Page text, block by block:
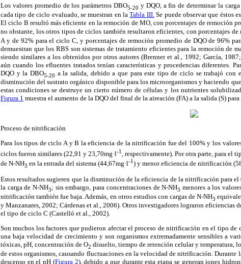
Los valores promedio de los parámetros DBO5-20 y DQO, a fin de determinar la
cada tipo de ciclo evaluado, se muestran en laTabla III. Se puede observar que éstos
El ciclo B resultó más eficiente en la remoción de MO, con porcentajes de remoción
no obstante, los otros tipos de ciclos también resultaron eficientes, con porcentajes
A y de 92% para el ciclo C, y porcentajes de remoción promedio de DQO de 96%
demuestran que los RBS son sistemas de tratamiento eficientes para la remoción de
siendo similares a los obtenidos por otros autores (Brenner et al., 1992; García,
aún cuando los efluentes tratados tenían características y procedencias diferentes.
DQO y la DBO5-20 a la salida, debido a que para este tipo de ciclo se trabajó con
disminución del sustrato orgánico disponible para los microorganismos y haciendo
estas condiciones se destruye un cierto número de células y los nutrientes
Figura 1 muestra el aumento de la DQO del final de la aireación (FA) a la salida (S)
Proceso de nitrificación
Para los tipos de ciclo A y B la eficiencia de la nitrificación fue del 100% y los
ciclos fueron similares (22,91 y 23,70mg·l-1
, respectivamente). Por otra parte, para el
de N-NH3 en la entrada del sistema (44,67mg·l-1) y menor eficiencia de nitrificación
Estos resultados sugieren que la disminución de la eficiencia de la nitrificación para
la carga de N-NH3; sin embargo, para concentraciones de N-NH3 menores a los
nitrificación también fue baja. Además, en otros estudios con cargas de N-NH3
y Manzanares, 2002; Cárdenas et al., 2006). Otros investigadores lograron eficiencias
el tipo de ciclo C (Castelló et al., 2002).
Son muchos los factores que pudieron afectar el proceso de nitrificación en el tipo
una baja velocidad de crecimiento y son organismos extremadamente sensibles a
tóxicas, pH, concentración de O2 disuelto, tiempo de retención celular y temperatura,
de estos organismos, causando fluctuaciones en la velocidad de nitrificación.
descenso en el pH (Figura 2), debido a que durante esta etapa se generan iones